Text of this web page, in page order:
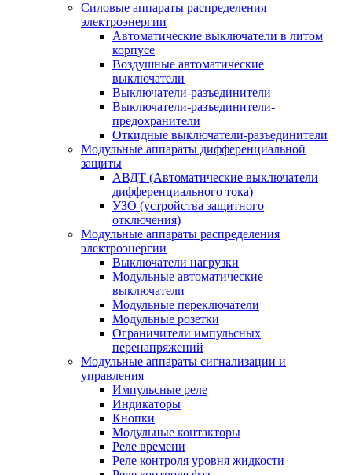
Силовые аппараты распределения
электроэнергии
Автоматические выключатели в литом
корпусе
Воздушные автоматические
выключатели
Выключатели-разъединители
Выключатели-разъединители-
предохранители
Откидные выключатели-разъединители
Модульные аппараты дифференциальной
защиты
АВДТ (Автоматические выключатели
дифференциального тока)
УЗО (устройства защитного
отключения)
Модульные аппараты распределения
электроэнергии
Выключатели нагрузки
Модульные автоматические
выключатели
Модульные переключатели
Модульные розетки
Ограничители импульсных
перенапряжений
Модульные аппараты сигнализации и
управления
Импульсные реле
Индикаторы
Кнопки
Модульные контакторы
Реле времени
Реле контроля уровня жидкости